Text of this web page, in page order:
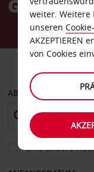
GOMERA
ABHOLEN VON
Eine andere
weiter. Weitere
unseren
AKZEPTIEREN
von Cookies